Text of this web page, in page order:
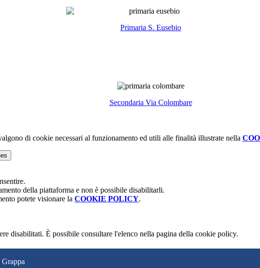
Primaria S. Eusebio
Secondaria Via Colombare
di cookie necessari al funzionamento ed utili alle finalità illustrate nella
della piattaforma e non è possibile disabilitarli.
potete visionare la COOKIE POLICY.
disabilitati. È possibile consultare l'elenco nella pagina della cookie policy.